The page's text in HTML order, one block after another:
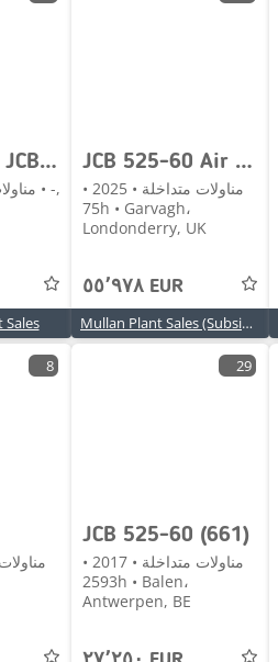
JCB 6 Metre JCB 525-60 Telehandler 2022 JCB 525-60 Air / 2 Yr Warranty
مناولات متداخلة • 2025 •
75h • Garvagh،
Londonderry, UK
٥٥٬٩٧٨ EUR
Mullan Plant Sales (Subsidiary of Mullan Group)
8 29
JCB 525-60 (661)
مناولات متداخلة • 2017 •
2593h • Balen،
Antwerpen, BE